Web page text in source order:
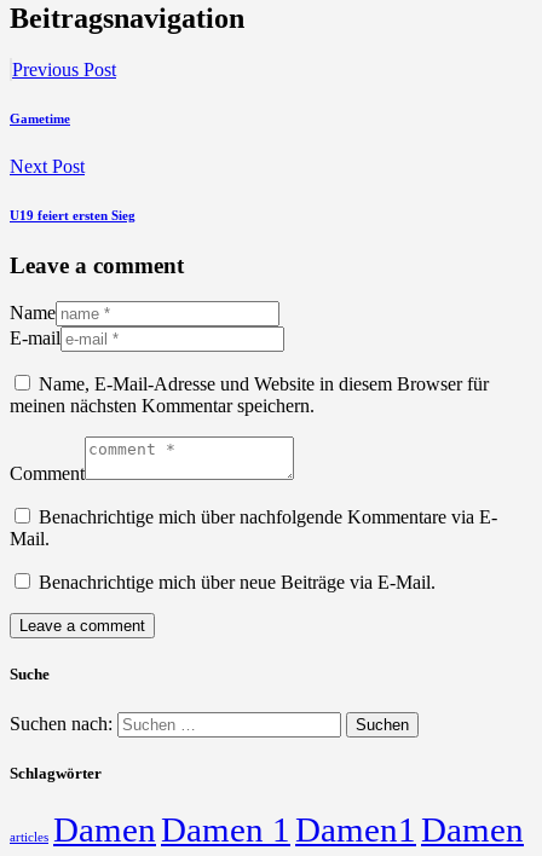
Beitragsnavigation
Previous Post
Gametime
Next Post
U19 feiert ersten Sieg
Leave a comment
Name
E-mail
Name, E-Mail-Adresse und Website in diesem Browser für
meinen nächsten Kommentar speichern.
Comment
Benachrichtige mich über nachfolgende Kommentare via E-
Mail.
Benachrichtige mich über neue Beiträge via E-Mail.
Suche
Suchen nach:
Schlagwörter
articles DamenDamen 1 Damen1 Damen